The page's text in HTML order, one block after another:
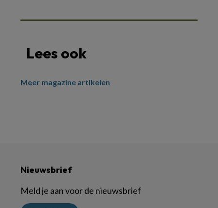
Lees ook
Meer magazine artikelen
Nieuwsbrief
Meld je aan voor de nieuwsbrief